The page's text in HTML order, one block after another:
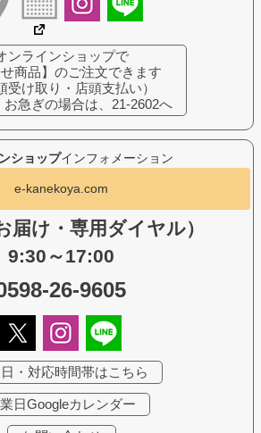
ショップインフォメーション
e-kanekoya.com
届け・専用ダイヤル）
9:30～17:00
26-9605
・対応時間帯はこちら
日Googleカレンダー
ンラインショップで
せ商品】のご注文できます
受け取り・店頭支払い）
お急ぎの場合は、21-2602へ